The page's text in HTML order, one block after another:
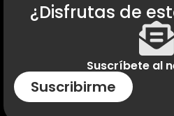
¿Disfrutas de
Suscríbete al
Suscribirme